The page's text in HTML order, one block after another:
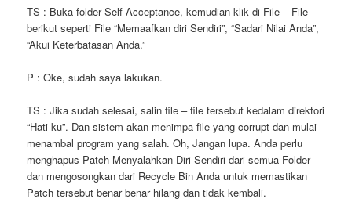
TS : Buka folder Self-Acceptance, kemudian klik di File – File
berikut seperti File “Memaafkan diri Sendiri”, “Sadari Nilai Anda”,
“Akui Keterbatasan Anda.”
P : Oke, sudah saya lakukan.
TS : Jika sudah selesai, salin file – file tersebut kedalam direktori
“Hati ku”. Dan sistem akan menimpa file yang corrupt dan mulai
menambal program yang salah. Oh, Jangan lupa. Anda perlu
menghapus Patch Menyalahkan Diri Sendiri dari semua Folder
dan mengosongkan dari Recycle Bin Anda untuk memastikan
Patch tersebut benar benar hilang dan tidak kembali.